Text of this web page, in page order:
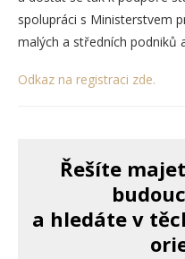
spolupráci s Ministerstvem
malých a středních podniků
Odkaz na registraci zde.
Řešíte
a hledáte v